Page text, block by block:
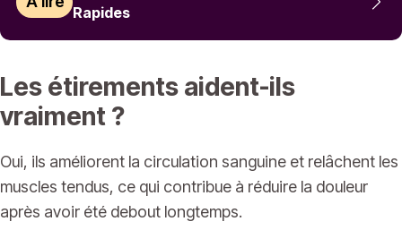
Rapides
Les étirements aident-ils
vraiment ?
Oui, ils améliorent la circulation sanguine et relâchent les
muscles tendus, ce qui contribue à réduire la douleur
après avoir été debout longtemps.